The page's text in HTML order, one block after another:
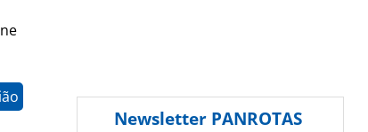
Newsletter PANROTAS